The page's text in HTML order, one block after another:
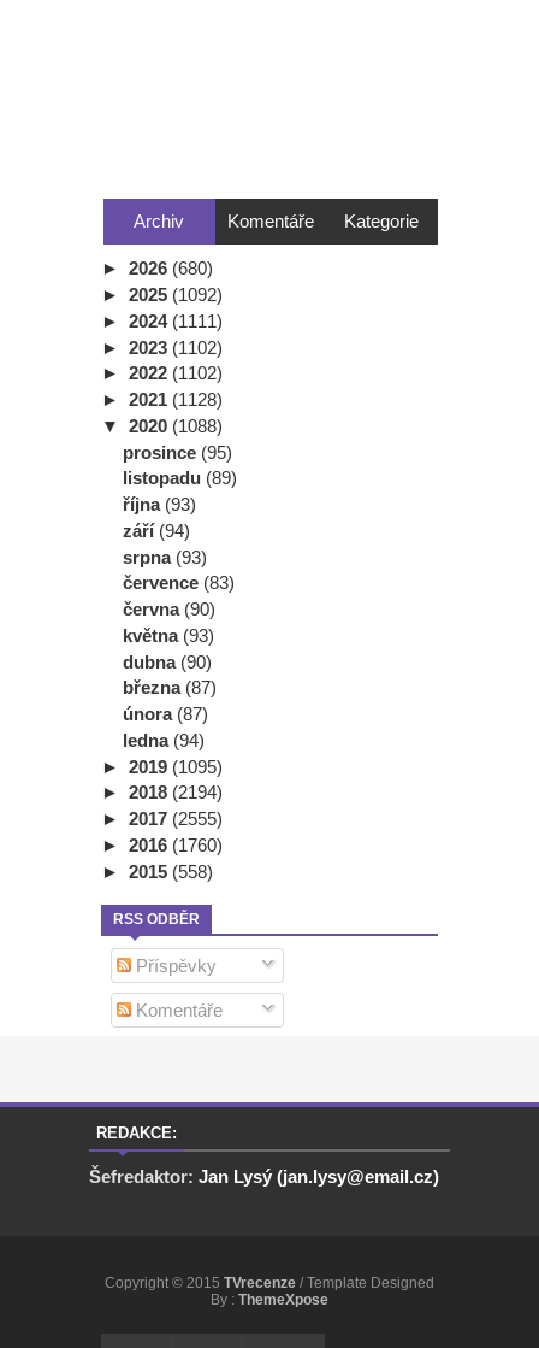
Archiv Komentáře Kategorie
► 2026 (680)
► 2025 (1092)
► 2024 (1111)
► 2023 (1102)
► 2022 (1102)
► 2021 (1128)
▼ 2020 (1088)
prosince (95)
listopadu (89)
října (93)
září (94)
srpna (93)
července (83)
června (90)
května (93)
dubna (90)
března (87)
února (87)
ledna (94)
► 2019 (1095)
► 2018 (2194)
► 2017 (2555)
► 2016 (1760)
► 2015 (558)
RSS ODBĚR
Příspěvky
Komentáře
REDAKCE:
Šefredaktor: Jan Lysý (jan.lysy@email.cz)
Copyright © 2015 TVrecenze / Template Designed
By : ThemeXpose